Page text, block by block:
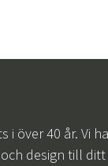
i över 40 år. Vi
design till